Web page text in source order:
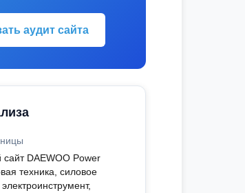
аудит сайта
DAEWOO Power
техника, силовое